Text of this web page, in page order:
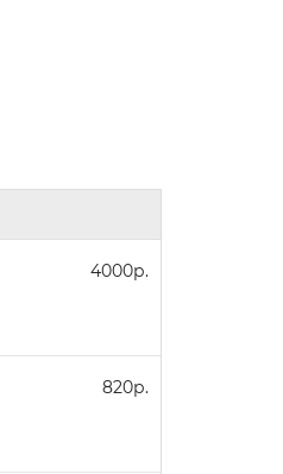
4000р.
820р.